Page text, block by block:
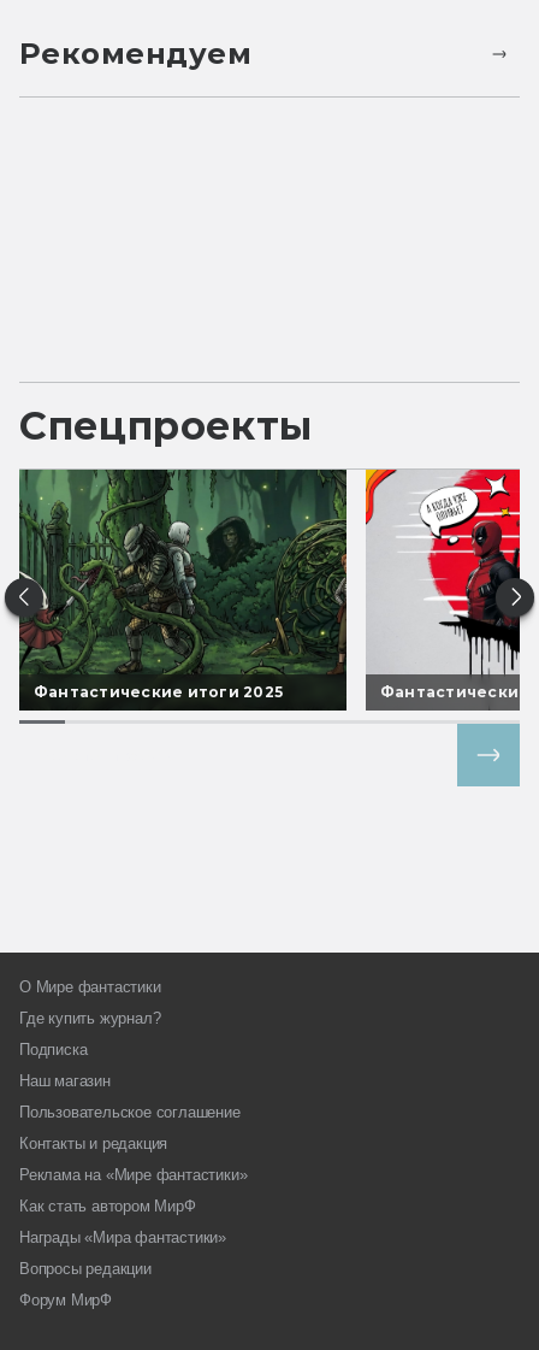
Рекомендуем
Спецпроекты
Фантастические итоги 2025 Фантастические
О Мире фантастики
Где купить журнал?
Подписка
Наш магазин
Пользовательское соглашение
Контакты и редакция
Реклама на «Мире фантастики»
Как стать автором МирФ
Награды «Мира фантастики»
Вопросы редакции
Форум МирФ